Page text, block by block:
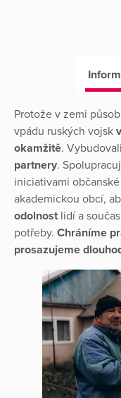
Protože v zemi
vpádu ruských vojsk
okamžitě.
partnery.
iniciativami
akademickou obcí,
odolnost lidí a
potřeby. Chráníme
prosazujeme